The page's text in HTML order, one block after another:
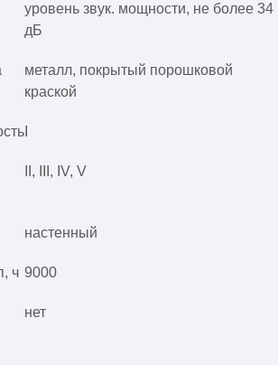
уровень звук. мощности, не более 34
дБ
металл, покрытый порошковой
краской
II, III, IV, V
настенный
ч 9000
нет